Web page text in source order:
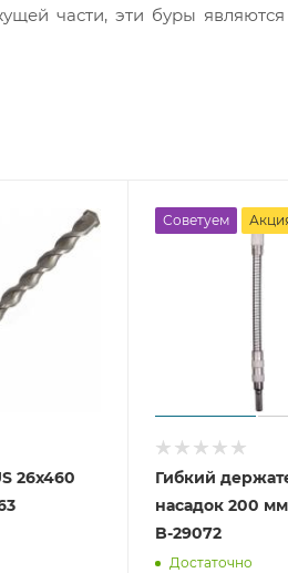
части, эти буры являются
26x460
Советуем
Гибкий
насадок 200
B-29072
Достаточно